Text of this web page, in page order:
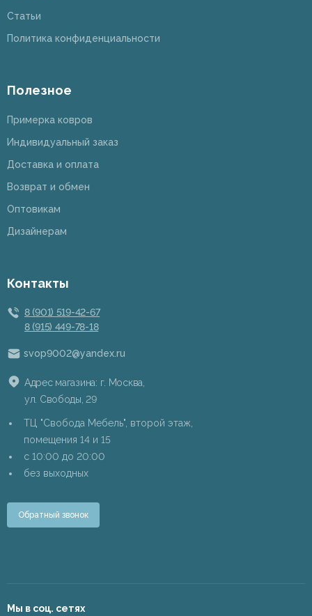
Статьи
Политика конфиденциальности
Полезное
Примерка ковров
Индивидуальный заказ
Доставка и оплата
Возврат и обмен
Оптовикам
Дизайнерам
Контакты
8 (901) 519-42-67
8 (915) 449-78-18
svop9002@yandex.ru
Адрес магазина: г. Москва,
ул. Свободы, 29
ТЦ "Свобода Мебель", второй этаж,
помещения 14 и 15
c 10:00 до 20:00
без выходных
Обратный звонок
Мы в соц. сетях